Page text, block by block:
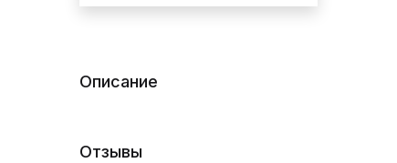
Описание
Отзывы